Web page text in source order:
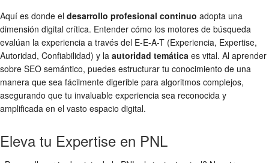
Aquí es donde el desarrollo profesional continuo adopta una
dimensión digital crítica. Entender cómo los motores de búsqueda
evalúan la experiencia a través del E-E-A-T (Experiencia, Expertise,
Autoridad, Confiabilidad) y la autoridad temática es vital. Al aprender
sobre SEO semántico, puedes estructurar tu conocimiento de una
manera que sea fácilmente digerible para algoritmos complejos,
asegurando que tu invaluable experiencia sea reconocida y
amplificada en el vasto espacio digital.
Eleva tu Expertise en PNL